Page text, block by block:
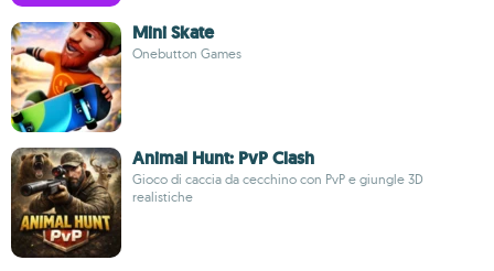
Mini Skate
Onebutton Games
Animal Hunt: PvP Clash
Gioco di caccia da cecchino con PvP e giungle 3D
realistiche